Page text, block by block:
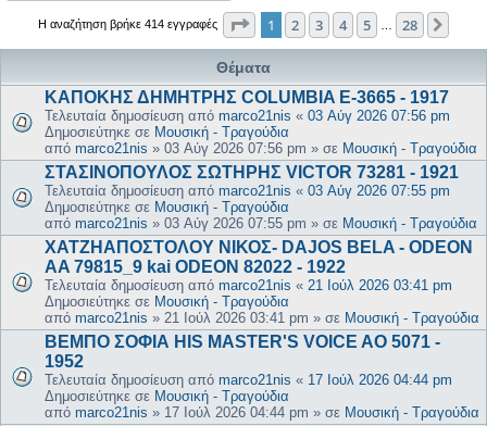
Η αναζήτηση βρήκε 414 εγγραφές Σελίδα από28
1 2 3 4 5 28
Θέματα
ΚΑΠΟΚΗΣ ΔΗΜΗΤΡΗΣ COLUMBIA E-3665 - 1917
Τελευταία δημοσίευση από marco21nis « 03 Αύγ 2026 07:56 pm
Δημοσιεύτηκε σε Μουσική - Τραγούδια
από marco21nis » 03 Αύγ 2026 07:56 pm » σε Μουσική - Τραγούδια
ΣΤΑΣΙΝΟΠΟΥΛΟΣ ΣΩΤΗΡΗΣ VICTOR 73281 - 1921
Τελευταία δημοσίευση από marco21nis « 03 Αύγ 2026 07:55 pm
Δημοσιεύτηκε σε Μουσική - Τραγούδια
από marco21nis » 03 Αύγ 2026 07:55 pm » σε Μουσική - Τραγούδια
ΧΑΤΖΗΑΠΟΣΤΟΛΟΥ ΝΙΚΟΣ- DAJOS BELA - ODEON
AA 79815_9 kai ODEON 82022 - 1922
Τελευταία δημοσίευση από marco21nis « 21 Ιούλ 2026 03:41 pm
Δημοσιεύτηκε σε Μουσική - Τραγούδια
από marco21nis » 21 Ιούλ 2026 03:41 pm » σε Μουσική - Τραγούδια
ΒΕΜΠΟ ΣΟΦΙΑ HIS MASTER'S VOICE AO 5071 -
1952
Τελευταία δημοσίευση από marco21nis « 17 Ιούλ 2026 04:44 pm
Δημοσιεύτηκε σε Μουσική - Τραγούδια
από marco21nis » 17 Ιούλ 2026 04:44 pm » σε Μουσική - Τραγούδια